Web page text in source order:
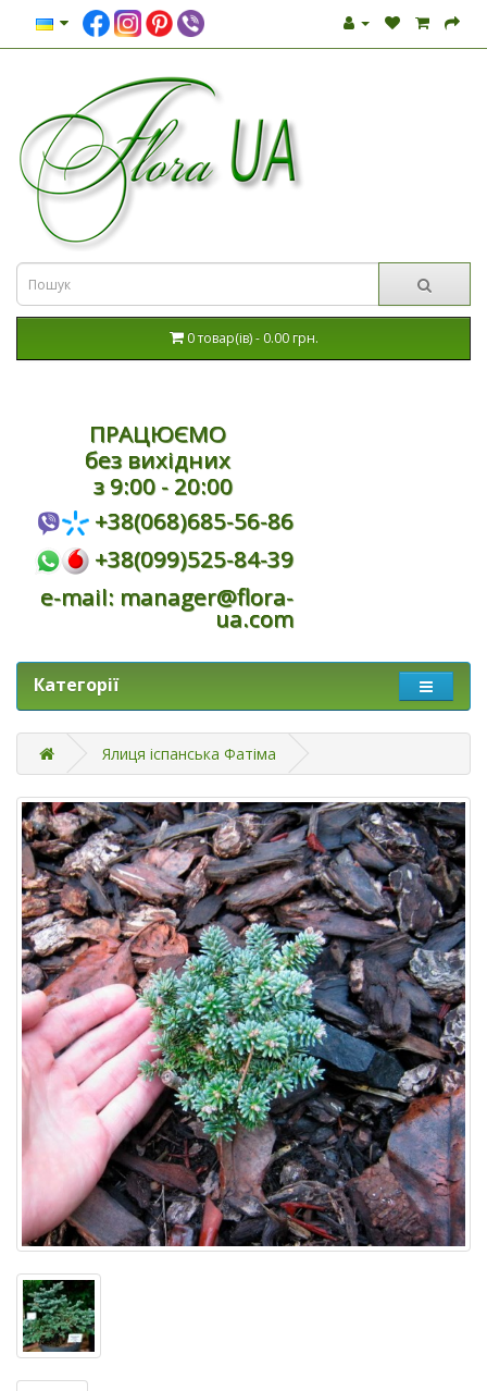
0 товар(ів) - 0.00 грн.
ПРАЦЮЄМО
без вихідних
з 9:00 - 20:00
+38(068)685-56-86
+38(099)525-84-39
e-mail: manager@flora-
ua.com
Категорії
Ялиця іспанська Фатіма